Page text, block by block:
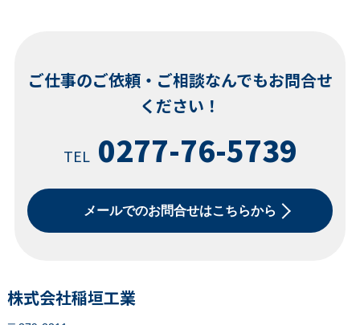
ご仕事のご依頼・ご相談なんでもお問合せ
ください！
TEL 0277-76-5739
メールでのお問合せはこちらから
株式会社稲垣工業